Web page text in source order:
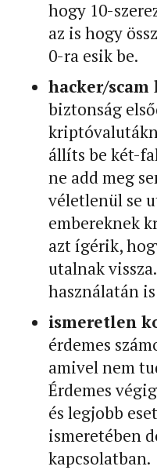
hogy 10-
az is hogy
0-ra esik be.
hacker/
biztonság
állíts be két-
ne add meg
véletlenül se
embereknek
azt ígérik,
utalnak
használatán
ismeretlen
érdemes
amivel nem
Érdemes
és legjobb
ismeretében
kapcsolatban.